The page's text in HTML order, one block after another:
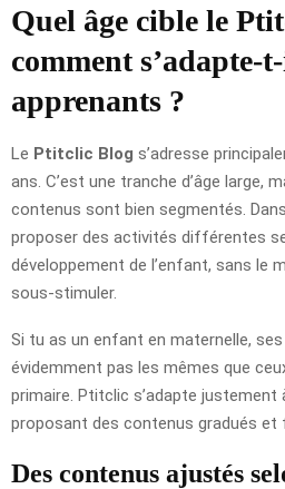
Quel âge cible le
comment s’adapte-
apprenants ?
Le Ptitclic Blog s’adresse
ans. C’est une tranche d’âge large,
contenus sont bien segmentés.
proposer des activités différentes
développement de l’enfant, sans le
sous-stimuler.
Si tu as un enfant en maternelle,
évidemment pas les mêmes que
primaire. Ptitclic s’adapte justement
proposant des contenus gradués et
Des contenus ajustés